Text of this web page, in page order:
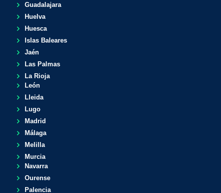
Guadalajara
Huelva
Huesca
Islas Baleares
Jaén
Las Palmas
La Rioja
León
Lleida
Lugo
Madrid
Málaga
Melilla
Murcia
Navarra
Ourense
Palencia